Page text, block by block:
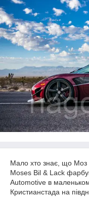
Мало хто знає, що Моз
Moses Bil & Lack
Automotive в
Кристианстада на